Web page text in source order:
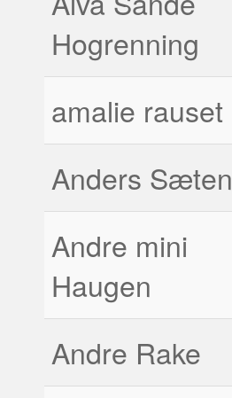
Hogrenning
amalie rauset
Anders Sæten
Andre mini
Haugen
Andre Rake